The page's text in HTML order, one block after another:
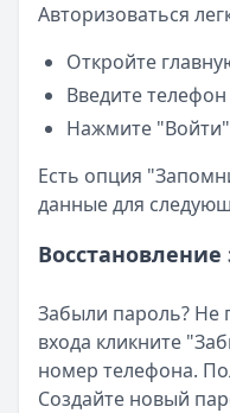
Авторизоваться
Откройте
Введите
Нажмите "Войти"
Есть опция
данные для
Забыли пароль? Не
входа кликните
номер телефона.
Создайте новый